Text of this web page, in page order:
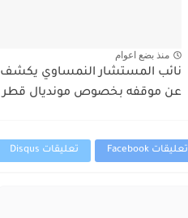
منذ بضع اعوام
نائب المستشار النمساوي يكشف
عن موقفه بخصوص مونديال قطر
تعليقات Facebook تعليقات Disqus